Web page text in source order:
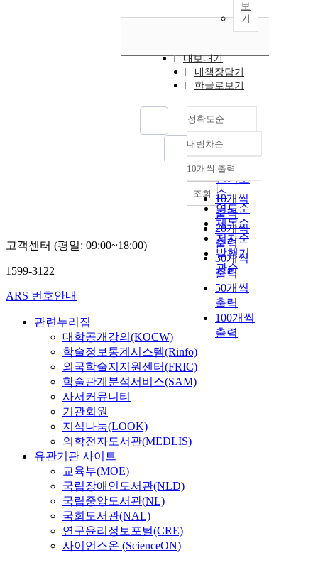
보
기
내보내기
내책장담기
한글로보기
정확도순
정확도
순
인기도
순
연도순
제목순
저자순
발행기
관순
내림차순
내림차순
10개씩 출력
10개씩
출력
20개씩
출력
30개씩
출력
50개씩
출력
100개씩
출력
조회
고객센터 (평일: 09:00~18:00)
1599-3122
ARS 번호안내
관련누리집
대학공개강의(KOCW)
학술정보통계시스템(Rinfo)
외국학술지지원센터(FRIC)
학술관계분석서비스(SAM)
사서커뮤니티
기관회원
지식나눔(LOOK)
의학전자도서관(MEDLIS)
유관기관 사이트
교육부(MOE)
국립장애인도서관(NLD)
국립중앙도서관(NL)
국회도서관(NAL)
연구윤리정보포털(CRE)
사이언스온 (ScienceON)